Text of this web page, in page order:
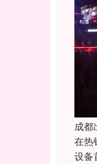
成都
在热
设备